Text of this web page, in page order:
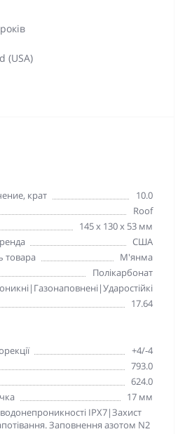
(USA)
крат
10.0
Roof
145 x 130 x 53 мм
США
товара
М'янма
Полікарбонат
17.64
+4/-4
793.0
624.0
17 мм
IPX7|Захист
Заповнення азотом N2